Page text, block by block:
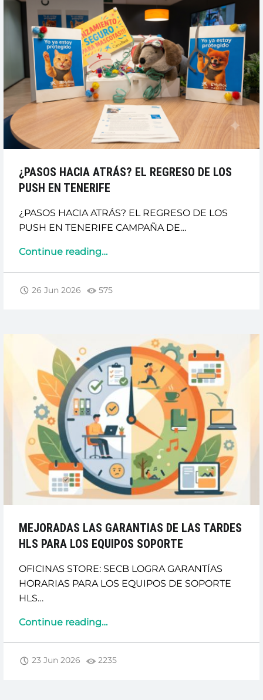
REAL”
¿PASOS HACIA ATRÁS? EL REGRESO DE LOS
PUSH EN TENERIFE
¿PASOS HACIA ATRÁS? EL REGRESO DE LOS
PUSH EN TENERIFE CAMPAÑA DE…
Continue reading“¿PASOS
EL
PUSH
EN
TENERIFE”
…
26 Jun 2026 575
MEJORADAS LAS GARANTIAS DE LAS TARDES
HLS PARA LOS EQUIPOS SOPORTE
OFICINAS STORE: SECB LOGRA GARANTÍAS
HORARIAS PARA LOS EQUIPOS DE SOPORTE
HLS…
Continue reading“MEJORADAS
DE
…
23 Jun 2026 2235